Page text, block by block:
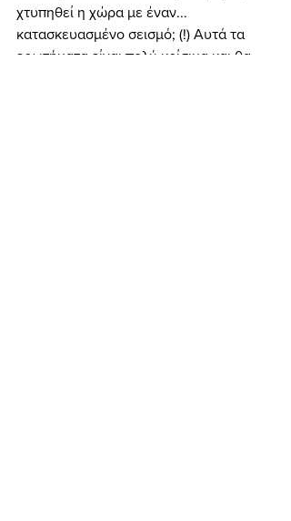
χτυπηθεί η χώρα με έναν...
κατασκευασμένο σεισμό; (!) Αυτά τα
ερωτήματα είναι πολύ κρίσιμα και θα